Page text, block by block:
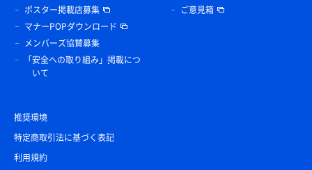
ポスター掲載店募集
マナーPOPダウンロード
メンバーズ協賛募集
「安全への取り組み」掲載につ
いて
ご意見箱
推奨環境
特定商取引法に基づく表記
利用規約